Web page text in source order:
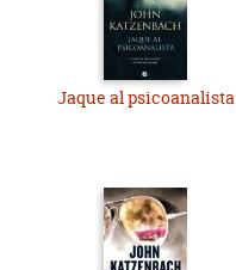
Jaque al psicoanalista